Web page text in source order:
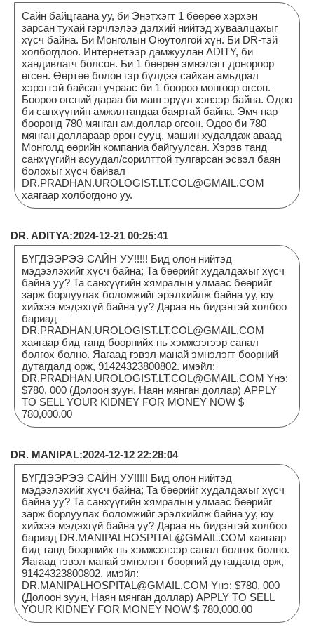
Сайн байцгаана уу, би Энэтхэгт 1 бөөрөө хэрхэн
зарсан тухай гэрчлэлээ дэлхий нийтэд хуваалцахыг
хүсч байна. Би Монголын Оюутолгой хүн. Би DR-тэй
холбогдлоо. Интернетээр дамжуулан ADITY, би
хандивлагч болсон. Би 1 бөөрөө эмнэлэгт донороор
өгсөн. Өөртөө болон гэр бүлдээ сайхан амьдрал
хэрэгтэй байсан учраас би 1 бөөрөө мөнгөөр өгсөн.
Бөөрөө өгсний дараа би маш эрүүл хэвээр байна. Одоо
би санхүүгийн амжилтандаа баяртай байна. Эмч нар
бөөрөнд 780 мянган ам.доллар өгсөн. Одоо би 780
мянган доллараар орон сууц, машин худалдаж аваад
Монголд өөрийн компаниа байгуулсан. Хэрэв танд
санхүүгийн асуудал/сорилттой тулгарсан эсвэл баян
болохыг хүсч байвал
DR.PRADHAN.UROLOGIST.LT.COL@GMAIL.COM
хаягаар холбогдоно уу.
DR. ADITYA:2024-12-21 00:25:41
БҮГДЭЭРЭЭ САЙН УУ!!!!! Бид олон нийтэд
мэдээлэхийг хүсч байна; Та бөөрийг худалдахыг хүсч
байна уу? Та санхүүгийн хямралын улмаас бөөрийг
зарж борлуулах боломжийг эрэлхийлж байна уу, юу
хийхээ мэдэхгүй байна уу? Дараа нь бидэнтэй холбоо
бариад
DR.PRADHAN.UROLOGIST.LT.COL@GMAIL.COM
хаягаар бид танд бөөрнийх нь хэмжээгээр санал
болгох болно. Яагаад гэвэл манай эмнэлэгт бөөрний
дутагдалд орж, 91424323800802. имэйл:
DR.PRADHAN.UROLOGIST.LT.COL@GMAIL.COM Yнэ:
$780, 000 (Долоон зуун, Наян мянган доллар) APPLY
TO SELL YOUR KIDNEY FOR MONEY NOW $
780,000.00
DR. MANIPAL:2024-12-12 22:28:04
БҮГДЭЭРЭЭ САЙН УУ!!!!! Бид олон нийтэд
мэдээлэхийг хүсч байна; Та бөөрийг худалдахыг хүсч
байна уу? Та санхүүгийн хямралын улмаас бөөрийг
зарж борлуулах боломжийг эрэлхийлж байна уу, юу
хийхээ мэдэхгүй байна уу? Дараа нь бидэнтэй холбоо
бариад DR.MANIPALHOSPITAL@GMAIL.COM хаягаар
бид танд бөөрнийх нь хэмжээгээр санал болгох болно.
Яагаад гэвэл манай эмнэлэгт бөөрний дутагдалд орж,
91424323800802. имэйл:
DR.MANIPALHOSPITAL@GMAIL.COM Yнэ: $780, 000
(Долоон зуун, Наян мянган доллар) APPLY TO SELL
YOUR KIDNEY FOR MONEY NOW $ 780,000.00